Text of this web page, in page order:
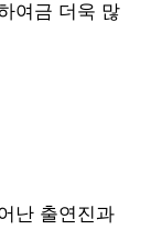
여금 더욱 많
난 출연진과